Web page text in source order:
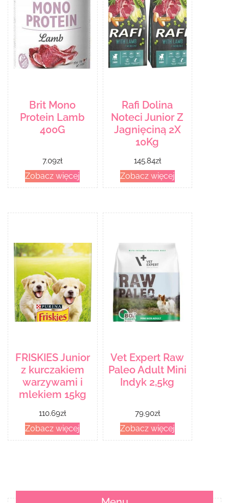
Brit Mono
Protein Lamb
400G
7.09zł
Zobacz więcej
Rafi Dolina
Noteci Junior Z
Jagnięciną 2X
10Kg
145.84zł
Zobacz więcej
FRISKIES Junior
z kurczakiem
warzywami i
mlekiem 15kg
110.69zł
Zobacz więcej
Vet Expert Raw
Paleo Adult Mini
Indyk 2,5kg
79.90zł
Zobacz więcej